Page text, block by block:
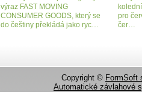
výraz FAST MOVING
CONSUMER GOODS, který se
do češtiny překládá jako ryc…
pro
čer…
Copyright © FormSoft
Automatické závlahové